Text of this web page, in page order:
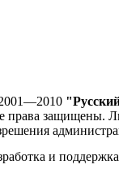
права защищены.
и